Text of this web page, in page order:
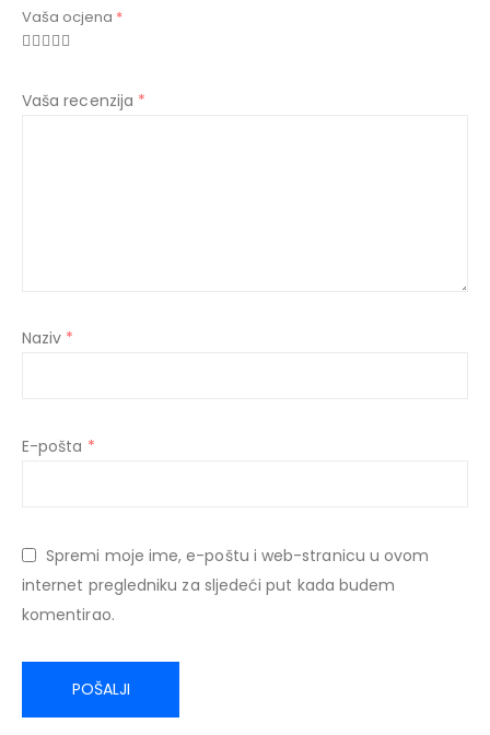
Vaša ocjena *
Vaša recenzija *
Naziv *
E-pošta *
Spremi moje ime, e-poštu i web-stranicu u ovom
internet pregledniku za sljedeći put kada budem
komentirao.